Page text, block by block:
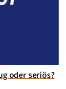
oder seriös?